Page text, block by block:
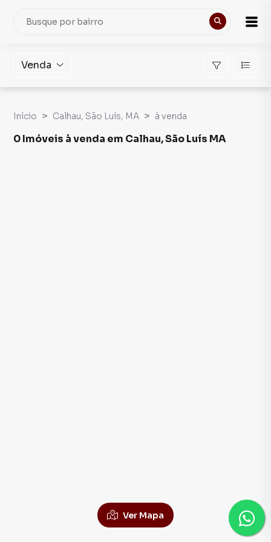
Venda
Início Calhau, São Luís, MA à venda
0 Imóveis à venda em Calhau, São Luís MA
Ver Mapa